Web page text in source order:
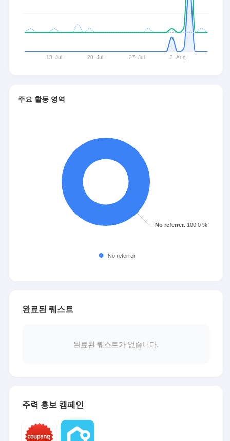
주요 활동 영역
완료된 퀘스트
완료된 퀘스트가 없습니다.
주력 홍보 캠페인